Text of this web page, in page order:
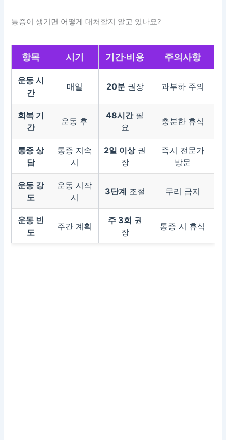
통증이 생기면 어떻게 대처할지 알고 있나요?
항목 시기 기간·비용 주의사항
운동 시
간
매일 20분권장 과부하 주의
회복 기
간
운동 후
48시간필
요
충분한 휴식
통증 상
담
통증 지속
시
2일 이상권
장
즉시 전문가
방문
운동 강
도
운동 시작
시
3단계 조절 무리 금지
운동 빈
도
주간 계획
주 3회 권
장
통증 시 휴식